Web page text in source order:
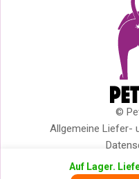
Auf Lager.
©
Copyright
Allgemeine Liefer-